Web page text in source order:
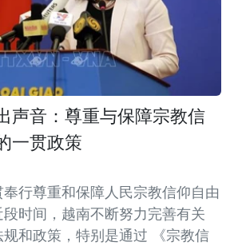
声音：尊重与保障宗教信
一贯政策
行尊重和保障人民宗教信仰自由
时间，越南不断努力完善有关
和政策，特别是通过 《宗教信